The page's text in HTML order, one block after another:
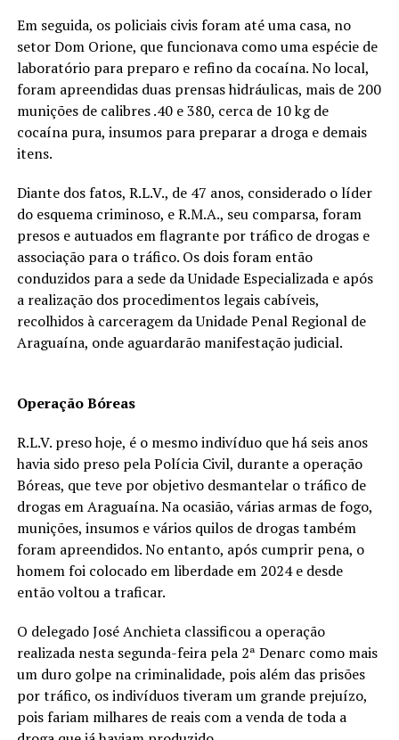
Em seguida, os policiais civis foram até uma casa, no
setor Dom Orione, que funcionava como uma espécie de
laboratório para preparo e refino da cocaína. No local,
foram apreendidas duas prensas hidráulicas, mais de 200
munições de calibres .40 e 380, cerca de 10 kg de
cocaína pura, insumos para preparar a droga e demais
itens.
Diante dos fatos, R.L.V., de 47 anos, considerado o líder
do esquema criminoso, e R.M.A., seu comparsa, foram
presos e autuados em flagrante por tráfico de drogas e
associação para o tráfico. Os dois foram então
conduzidos para a sede da Unidade Especializada e após
a realização dos procedimentos legais cabíveis,
recolhidos à carceragem da Unidade Penal Regional de
Araguaína, onde aguardarão manifestação judicial.
Operação Bóreas
R.L.V. preso hoje, é o mesmo indivíduo que há seis anos
havia sido preso pela Polícia Civil, durante a operação
Bóreas, que teve por objetivo desmantelar o tráfico de
drogas em Araguaína. Na ocasião, várias armas de fogo,
munições, insumos e vários quilos de drogas também
foram apreendidos. No entanto, após cumprir pena, o
homem foi colocado em liberdade em 2024 e desde
então voltou a traficar.
O delegado José Anchieta classificou a operação
realizada nesta segunda-feira pela 2ª Denarc como mais
um duro golpe na criminalidade, pois além das prisões
por tráfico, os indivíduos tiveram um grande prejuízo,
pois fariam milhares de reais com a venda de toda a